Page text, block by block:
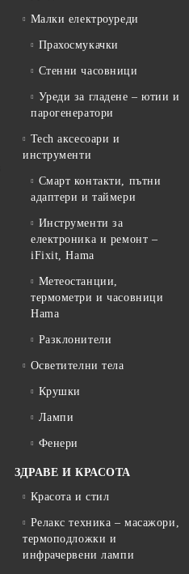
Малки електроуреди
Прахосмукачки
Стенни часовници
Уреди за гладене – ютии и
парогенератори
Tech аксесоари и
инструменти
Смарт контакти, пътни
адаптери и таймери
Инструменти за
електроника и ремонт –
iFixit, Hama
Метеостанции,
термометри и часовници
Hama
Разклонители
Осветителни тела
Крушки
Лампи
Фенери
ЗДРАВЕ И КРАСОТА
Красота и стил
Релакс техника – масажори,
термоподложки и
инфрачервени лампи